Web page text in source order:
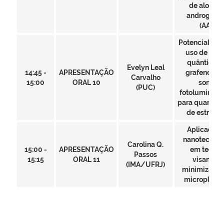
de
(AAG)
14:45 -
15:00
APRESENTAÇÃO
ORAL 10
Evelyn Leal
Carvalho
(PUC)
uso de
quânticos
grafeno
sonda
para
de
15:00 -
15:15
APRESENTAÇÃO
ORAL 11
Carolina Q.
Passos
(IMA/UFRJ)
Aplicação
em
visando a